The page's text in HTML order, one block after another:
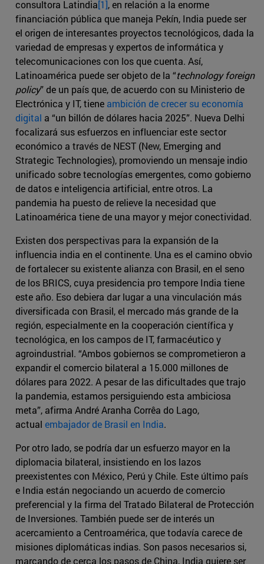
consultora Latindia[1], en relación a la enorme
financiación pública que maneja Pekín, India puede ser
el origen de interesantes proyectos tecnológicos, dada la
variedad de empresas y expertos de informática y
telecomunicaciones con los que cuenta. Así,
Latinoamérica puede ser objeto de la “technology foreign
policy” de un país que, de acuerdo con su Ministerio de
Electrónica y IT, tiene ambición de crecer su economía
digital a “un billón de dólares hacia 2025”. Nueva Delhi
focalizará sus esfuerzos en influenciar este sector
económico a través de NEST (New, Emerging and
Strategic Technologies), promoviendo un mensaje indio
unificado sobre tecnologías emergentes, como gobierno
de datos e inteligencia artificial, entre otros. La
pandemia ha puesto de relieve la necesidad que
Latinoamérica tiene de una mayor y mejor conectividad.
Existen dos perspectivas para la expansión de la
influencia india en el continente. Una es el camino obvio
de fortalecer su existente alianza con Brasil, en el seno
de los BRICS, cuya presidencia pro tempore India tiene
este año. Eso debiera dar lugar a una vinculación más
diversificada con Brasil, el mercado más grande de la
región, especialmente en la cooperación científica y
tecnológica, en los campos de IT, farmacéutico y
agroindustrial. “Ambos gobiernos se comprometieron a
expandir el comercio bilateral a 15.000 millones de
dólares para 2022. A pesar de las dificultades que trajo
la pandemia, estamos persiguiendo esta ambiciosa
meta”, afirma André Aranha Corrêa do Lago,
actual embajador de Brasil en India.
Por otro lado, se podría dar un esfuerzo mayor en la
diplomacia bilateral, insistiendo en los lazos
preexistentes con México, Perú y Chile. Este último país
e India están negociando un acuerdo de comercio
preferencial y la firma del Tratado Bilateral de Protección
de Inversiones. También puede ser de interés un
acercamiento a Centroamérica, que todavía carece de
misiones diplomáticas indias. Son pasos necesarios si,
marcando de cerca los pasos de China, India quiere ser